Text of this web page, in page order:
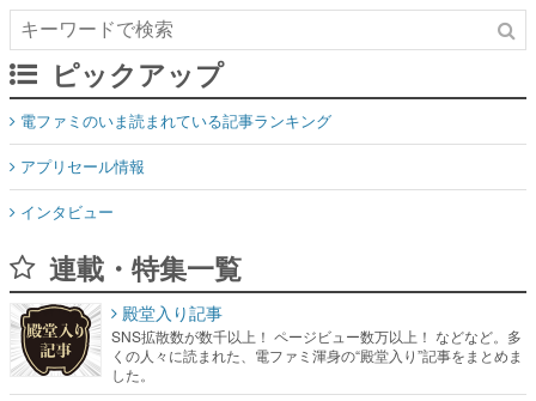
ピックアップ
電ファミのいま読まれている記事ランキング
アプリセール情報
インタビュー
連載・特集一覧
殿堂入り記事
SNS拡散数が数千以上！ ページビュー数万以上！ などなど。多
くの人々に読まれた、電ファミ渾身の“殿堂入り”記事をまとめま
した。